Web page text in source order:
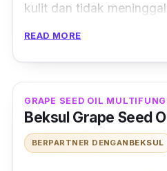
kulit dan tidak
READ MORE
GRAPE SEED OIL
Beksul Grape Seed
BERPARTNER DENGAN BEKSUL